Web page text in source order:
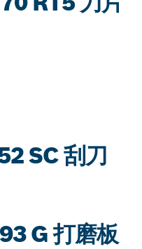
SC 刮刀
G 打磨板